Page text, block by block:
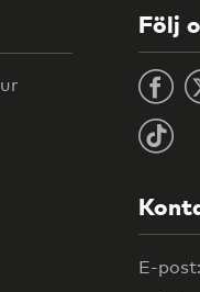
Följ
E-